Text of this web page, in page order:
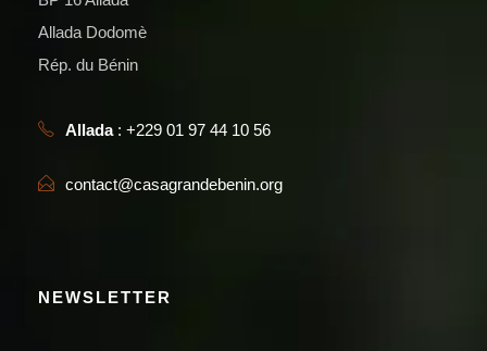
Allada Dodomè
Rép. du Bénin
Allada: +229 01 97 44 10 56
contact@casagrandebenin.org
NEWSLETTER